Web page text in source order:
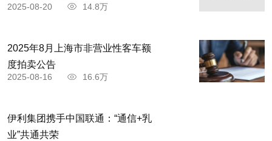
2025-08-20 14.8万
2025年8月上海市非营业性客车额
度拍卖公告
2025-08-16 16.6万
伊利集团携手中国联通：“通信+乳
业”共通共荣